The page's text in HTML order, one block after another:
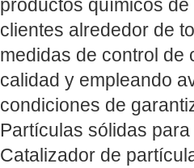
productos químicos
clientes alrededor de
medidas de control de
calidad y empleando
condiciones de
Partículas sólidas
Catalizador de